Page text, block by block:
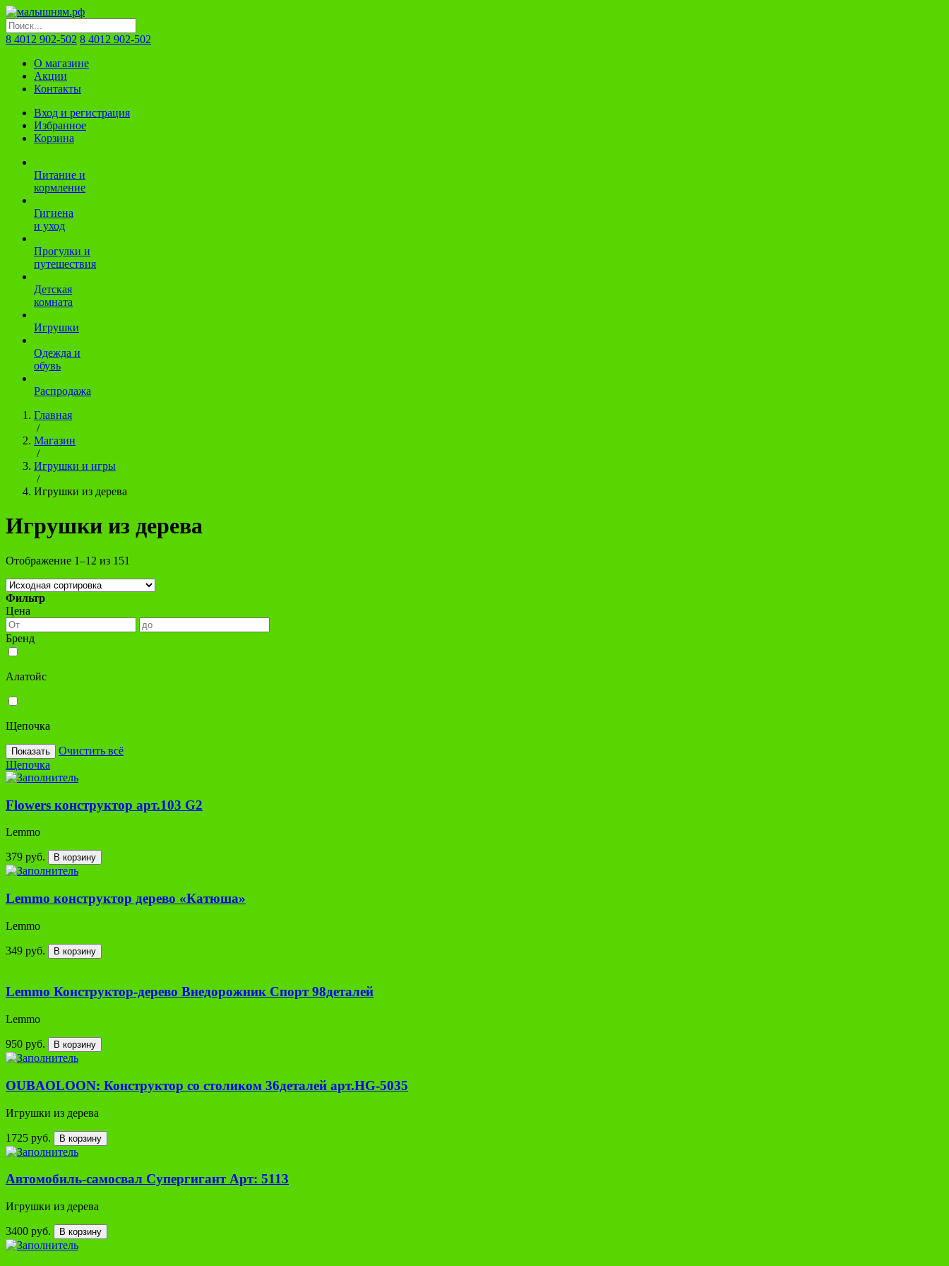
8 4012 902-502 8 4012 902-502
О магазине
Акции
Контакты
Вход и регистрация
Избранное
Корзина
Питание и
кормление
Гигиена
и уход
Прогулки и
путешествия
Детская
комната
Игрушки
Одежда и
обувь
Распродажа
Главная
/
Магазин
/
Игрушки и игры
/
Игрушки из дерева
Игрушки из дерева
Отображение 1–12 из 151
Фильтр
Цена
Бренд
Алатойс
Щепочка
Показать
Очистить всё
Щепочка
Flowers конструктор арт.103 G2
Lemmo
379 руб. В корзину
Lemmo конструктор дерево «Катюша»
Lemmo
349 руб. В корзину
Lemmo Конструктор-дерево Внедорожник Спорт 98деталей
Lemmo
950 руб. В корзину
OUBAOLOON: Конструктор со столиком 36деталей арт.HG-5035
Игрушки из дерева
1725 руб. В корзину
Автомобиль-самосвал Супергигант Арт: 5113
Игрушки из дерева
3400 руб. В корзину